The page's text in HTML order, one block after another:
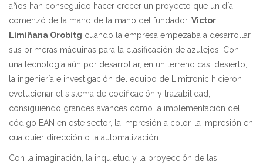
años han conseguido hacer crecer un proyecto que un día
comenzó de la mano de la mano del fundador, Victor
Limiñana Orobitg cuando la empresa empezaba a desarrollar
sus primeras máquinas para la clasificación de azulejos. Con
una tecnología aún por desarrollar, en un terreno casi desierto,
la ingeniería e investigación del equipo de Limitronic hicieron
evolucionar el sistema de codificación y trazabilidad,
consiguiendo grandes avances cómo la implementación del
código EAN en este sector, la impresión a color, la impresión en
cualquier dirección o la automatización.
Con la imaginación, la inquietud y la proyección de las